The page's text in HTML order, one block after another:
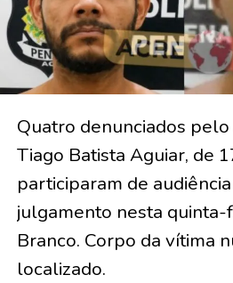
Quatro denunciados pelo
Tiago Batista Aguiar, de
participaram de
julgamento nesta quinta-
Branco. Corpo da vítima
localizado.